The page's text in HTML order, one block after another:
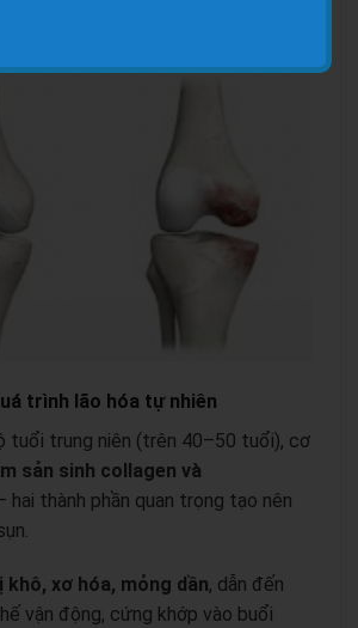
trình lão hóa tự nhiên
tuổi trung niên (trên 40–50 tuổi), cơ
sản sinh collagen và
hai thành phần quan trọng tạo nên
khô, xơ hóa, mỏng dần, dẫn đến
vận động, cứng khớp vào buổi